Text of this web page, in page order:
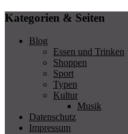
Kategorien & Seiten
Blog
Essen und Trinken
Shoppen
Sport
Typen
Kultur
Musik
Datenschutz
Impressum